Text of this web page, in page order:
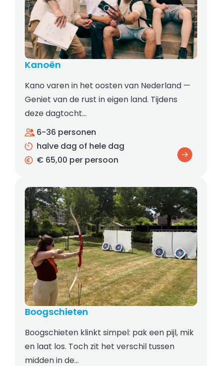
Kanoën
Kano varen in het oosten van Nederland —
Geniet van de rust in eigen land. Tijdens
deze dagtocht…
6-36 personen
halve dag of hele dag
€ 65,00 per persoon
Boogschieten
Boogschieten klinkt simpel: pak een pijl, mik
en laat los. Toch zit het verschil tussen
midden in de…